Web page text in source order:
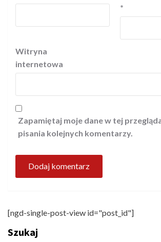
*
Witryna
internetowa
Zapamiętaj moje dane w tej
pisania kolejnych komentarzy.
[ngd-single-post-view id="post_id"]
Szukaj